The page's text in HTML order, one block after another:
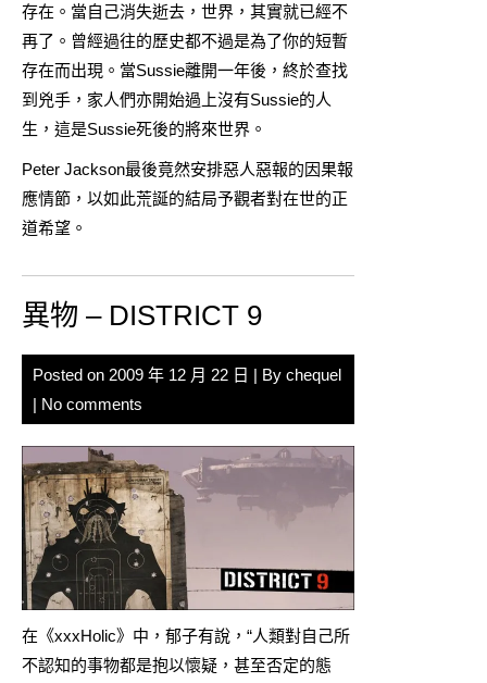
存在。當自己消失逝去，世界，其實就已經不
再了。曾經過往的歷史都不過是為了你的短暫
存在而出現。當Sussie離開一年後，終於查找
到兇手，家人們亦開始過上沒有Sussie的人
生，這是Sussie死後的將來世界。
Peter Jackson最後竟然安排惡人惡報的因果報
應情節，以如此荒誕的結局予觀者對在世的正
道希望。
異物 – DISTRICT 9
Posted on 2009 年 12 月 22 日 | By chequel
| No comments
在《xxxHolic》中，郁子有說，“人類對自己所
不認知的事物都是抱以懷疑，甚至否定的態